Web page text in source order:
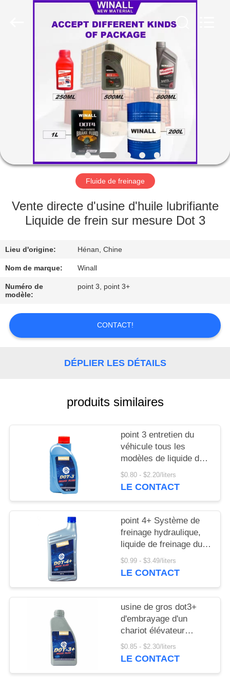
APERÇU
PRODUITS
PROPOS
DE
NOUS
VISITE
D'USINE
CONTRÔLE
DE
LA
QUALITÉ
DEMANDE
SOUMISSION
PRIVACY
POLICY
Fluide de freinage
Vente directe d'usine d'huile lubrifiante
Liquide de frein sur mesure Dot 3
Lieu d'origine: Hénan, Chine
Nom de marque: Winall
Numéro de
modèle:
point 3, point 3+
CONTACT!
DÉPLIER LES DÉTAILS
produits similaires
point 3 entretien du
véhicule tous les
modèles de liquide de
freinage automobile
liquide d'embrayage
$0.80 - $2.20/liters
LE CONTACT
point 4+ Système de
freinage hydraulique,
liquide de freinage du
système d'embrayage
$0.99 - $3.49/liters
LE CONTACT
usine de gros dot3+
d'embrayage d'un
chariot élévateur
d'huile synthétique
$0.85 - $2.30/liters
LE CONTACT